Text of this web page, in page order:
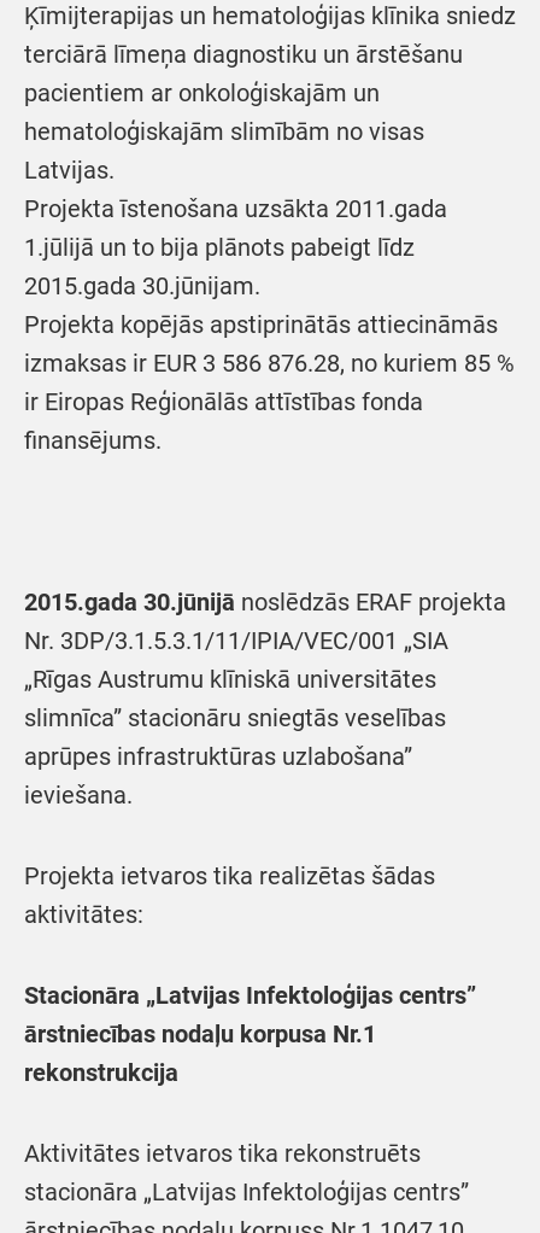
Ķīmijterapijas un hematoloģijas klīnika sniedz
terciārā līmeņa diagnostiku un ārstēšanu
pacientiem ar onkoloģiskajām un
hematoloģiskajām slimībām no visas
Latvijas.
Projekta īstenošana uzsākta 2011.gada
1.jūlijā un to bija plānots pabeigt līdz
2015.gada 30.jūnijam.
Projekta kopējās apstiprinātās attiecināmās
izmaksas ir EUR 3 586 876.28, no kuriem 85 %
ir Eiropas Reģionālās attīstības fonda
finansējums.
2015.gada 30.jūnijā noslēdzās ERAF projekta
Nr. 3DP/3.1.5.3.1/11/IPIA/VEC/001 „SIA
„Rīgas Austrumu klīniskā universitātes
slimnīca” stacionāru sniegtās veselības
aprūpes infrastruktūras uzlabošana”
ieviešana.
Projekta ietvaros tika realizētas šādas
aktivitātes:
Stacionāra „Latvijas Infektoloģijas centrs”
ārstniecības nodaļu korpusa Nr.1
rekonstrukcija
Aktivitātes ietvaros tika rekonstruēts
stacionāra „Latvijas Infektoloģijas centrs”